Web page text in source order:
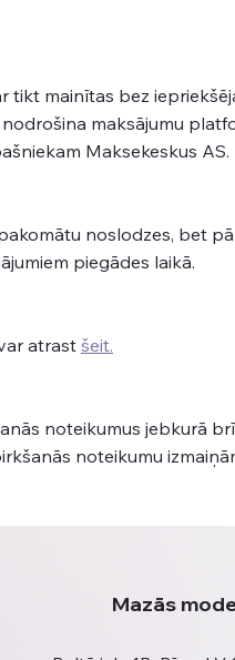
mainītas bez
maksājumu
Maksekeskus AS.
noslodzes, bet
piegādes laikā.
atrast šeit.
noteikumus jebkurā
noteikumu
Mazās